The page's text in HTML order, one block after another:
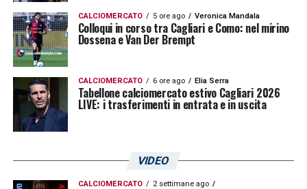
completata e la dirigenza sarà chiamata a
individuare un profilo capace di compensare
la perdita del centrocampista.
La sensazione è che la fumata bianca possa
arrivare a breve. L’intesa sull’ingaggio è stata
raggiunta, i bonus restano l’ultimo nodo da
CALCIOMERCATO 5 ore ago Veronica Mandala
Colloqui in corso tra Cagliari e Como: nel mirino
Dossena e Van Der Brempt
CALCIOMERCATO 6 ore ago Elia Serra
Tabellone calciomercato estivo Cagliari 2026
LIVE: i trasferimenti in entrata e in uscita
VIDEO
CALCIOMERCATO 2 settimane ago